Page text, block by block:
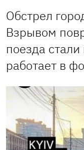
Обстрел
Взрывом
поезда
работает в